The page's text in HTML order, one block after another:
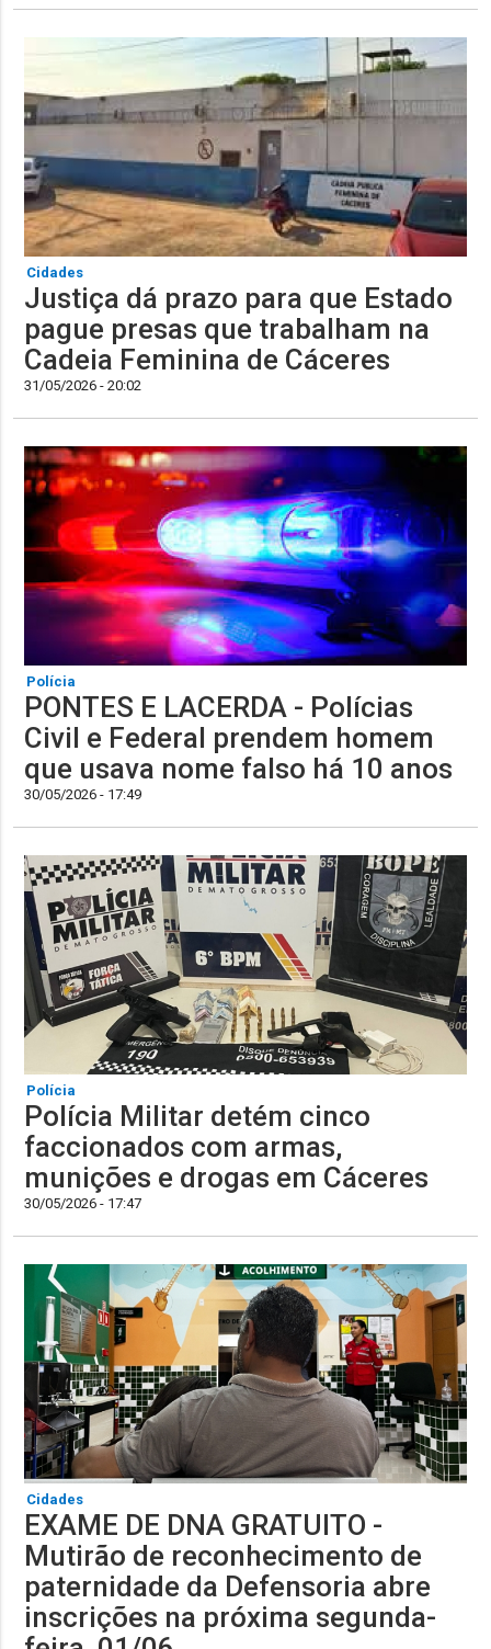
Cidades
Justiça dá prazo para que Estado
pague presas que trabalham na
Cadeia Feminina de Cáceres
31/05/2026 - 20:02
Polícia
PONTES E LACERDA - Polícias
Civil e Federal prendem homem
que usava nome falso há 10 anos
30/05/2026 - 17:49
Polícia
Polícia Militar detém cinco
faccionados com armas,
munições e drogas em Cáceres
30/05/2026 - 17:47
Cidades
EXAME DE DNA GRATUITO -
Mutirão de reconhecimento de
paternidade da Defensoria abre
inscrições na próxima segunda-